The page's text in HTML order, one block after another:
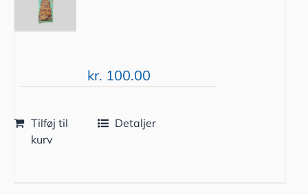
kr. 100.00
Tilføj til
kurv
Detaljer